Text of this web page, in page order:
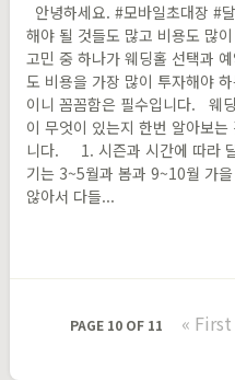
안녕하세요. #모바일초대장 #
해야 될 것들도 많고 비용도 많
고민 중 하나가 웨딩홀 선택과
도 비용을 가장 많이 투자해야
이니 꼼꼼함은 필수입니다. 웨
이 무엇이 있는지 한번 알아보
니다. 1. 시즌과 시간에 따라
기는 3~5월과 봄과 9~10월 가
않아서 다들...
PAGE 10 OF 11 « First